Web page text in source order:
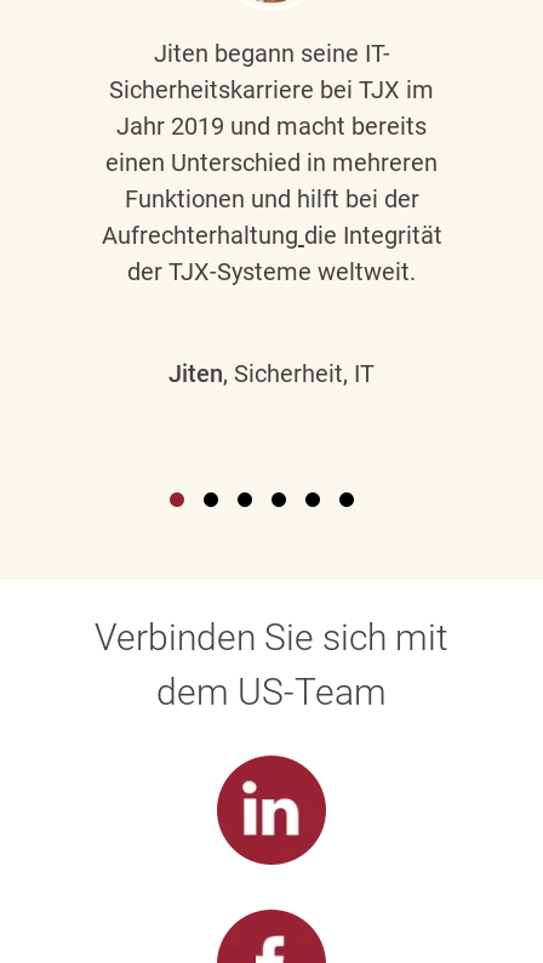
Jiten begann seine IT-
Sicherheitskarriere bei TJX im
Jahr 2019 und macht bereits
einen Unterschied in mehreren
Funktionen und hilft bei der
Aufrechterhaltung die Integrität
der TJX-Systeme weltweit.
Jiten, Sicherheit, IT
Verbinden Sie sich mit
dem US-Team